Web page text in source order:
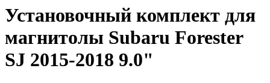
Установочный комплект для
магнитолы Subaru Forester
SJ 2015-2018 9.0"